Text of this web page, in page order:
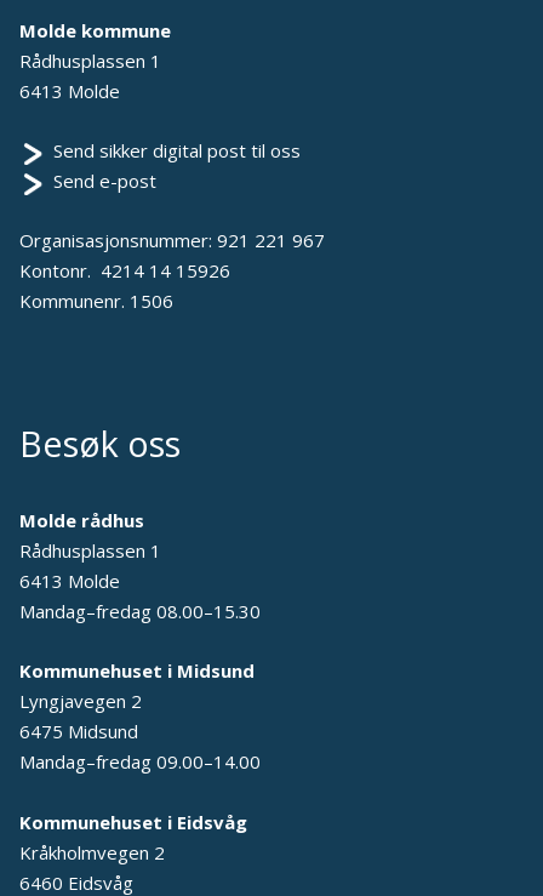
Molde kommune
Rådhusplassen 1
6413 Molde
Send sikker digital post til oss
Send e-post
Organisasjonsnummer: 921 221 967
Kontonr. 4214 14 15926
Kommunenr. 1506
Besøk oss
Molde rådhus
Rådhusplassen 1
6413 Molde
Mandag–fredag 08.00–15.30
Kommunehuset i Midsund
Lyngjavegen 2
6475 Midsund
Mandag–fredag 09.00–14.00
Kommunehuset i Eidsvåg
Kråkholmvegen 2
6460 Eidsvåg